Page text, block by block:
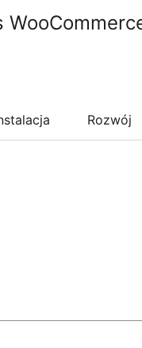
Rozwój